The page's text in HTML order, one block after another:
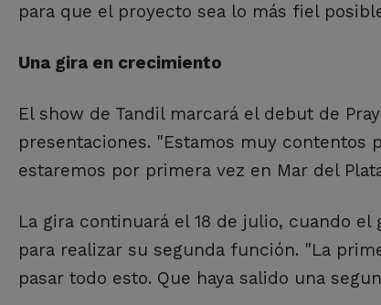
para que el proyecto sea lo más fiel
Una gira en crecimiento
El show de Tandil marcará el debut de
presentaciones. "Estamos muy contentos
estaremos por primera vez en Mar del
La gira continuará el 18 de julio, cuando
para realizar su segunda función. "La
pasar todo esto. Que haya salido una